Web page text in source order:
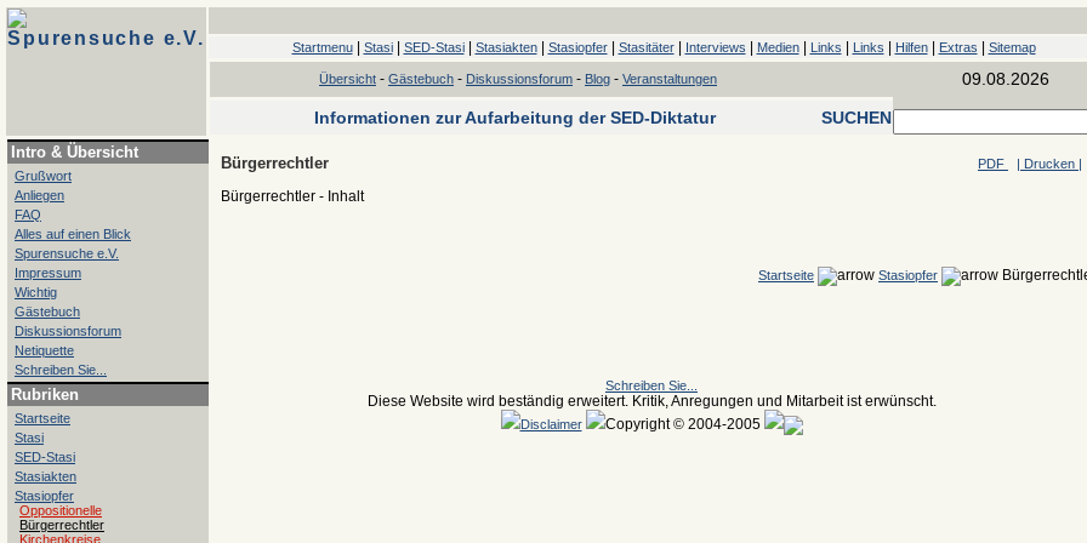
Spurensuche e.V. Startmenu| Stasi| SED-Stasi| Stasiakten| Stasiopfer| Stasitäter| Interviews Medien| Links Links Hilfen| Extras Sitemap
Übersicht - Gästebuch - Diskussionsforum - Blog - Veranstaltungen
09.08.2026
Informationen zur Aufarbeitung der SED-Diktatur
SUCHEN
Intro & Übersicht
Grußwort
Anliegen
FAQ
Alles auf einen Blick
Spurensuche e.V.
Impressum
Wichtig
Gästebuch
Diskussionsforum
Netiquette
Schreiben Sie...
Rubriken
Startseite
Stasi
SED-Stasi
Stasiakten
Stasiopfer
Oppositionelle
Bürgerrechtler
Kirchenkreise
Bürgerrechtler PDF | Drucken |
Bürgerrechtler - Inhalt
Startseite Stasiopfer
Schreiben Sie...
Diese Website wird beständig erweitert. Kritik, Anregungen und Mitarbeit ist erwünscht.
Disclaimer Copyright © 2004-2005